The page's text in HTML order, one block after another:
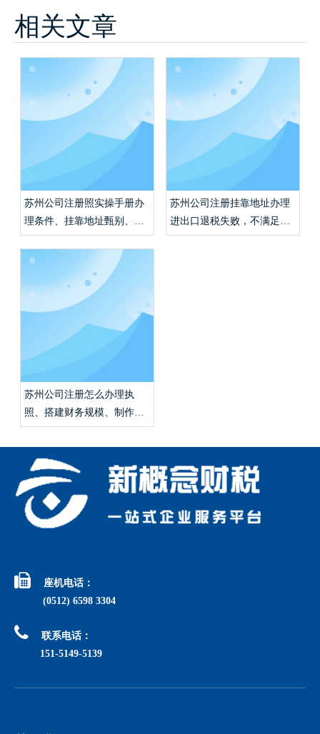
相关文章
苏州公司注册照实操手册办
理条件、挂靠地址甄别、代
理记账报税收费行情？
苏州公司注册挂靠地址办理
进出口退税失败，不满足条
件如何合规报税？
苏州公司注册怎么办理执
照、搭建财务规模、制作全
套创业模型？

座机电话：
(0512) 6598 3304

联系电话：
151-5149-5139